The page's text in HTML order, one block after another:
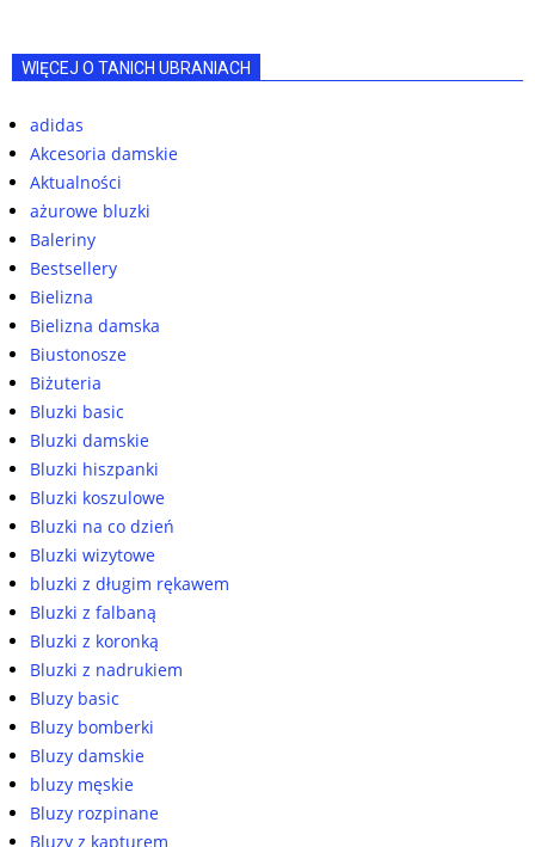
WIĘCEJ O TANICH UBRANIACH
adidas
Akcesoria damskie
Aktualności
ażurowe bluzki
Baleriny
Bestsellery
Bielizna
Bielizna damska
Biustonosze
Biżuteria
Bluzki basic
Bluzki damskie
Bluzki hiszpanki
Bluzki koszulowe
Bluzki na co dzień
Bluzki wizytowe
bluzki z długim rękawem
Bluzki z falbaną
Bluzki z koronką
Bluzki z nadrukiem
Bluzy basic
Bluzy bomberki
Bluzy damskie
bluzy męskie
Bluzy rozpinane
Bluzy z kapturem